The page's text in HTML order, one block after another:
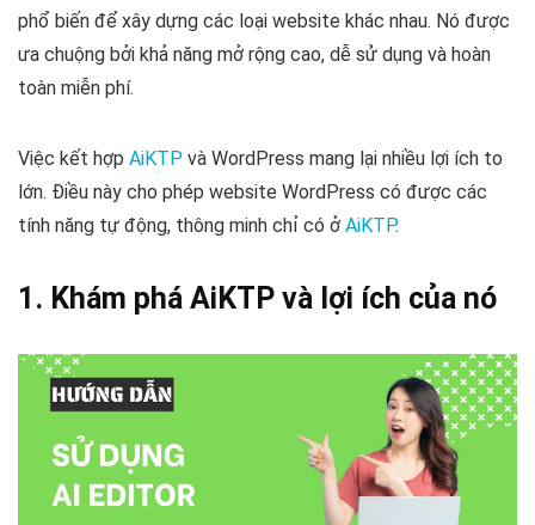
phổ biến để xây dựng các loại website khác nhau. Nó được
ưa chuộng bởi khả năng mở rộng cao, dễ sử dụng và hoàn
toàn miễn phí.
Việc kết hợp AiKTP và WordPress mang lại nhiều lợi ích to
lớn. Điều này cho phép website WordPress có được các
tính năng tự động, thông minh chỉ có ở AiKTP.
1. Khám phá AiKTP và lợi ích của nó